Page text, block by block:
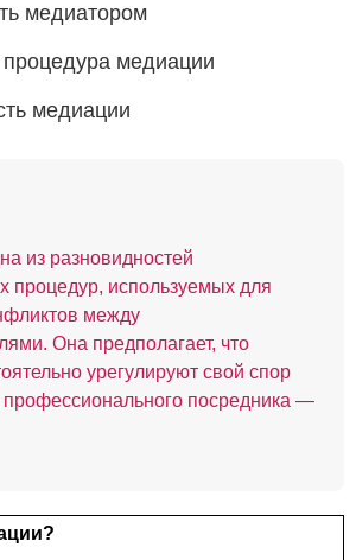
медиатором
процедура медиации
медиации
из разновидностей
процедур, используемых для
между
Она предполагает, что
урегулируют свой спор
профессионального посредника —